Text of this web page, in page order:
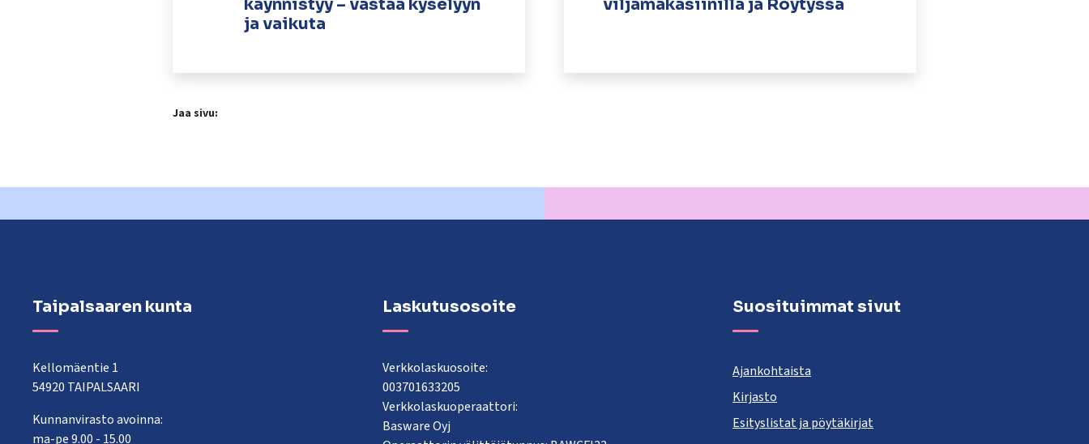
käynnistyy – vastaa kyselyyn
ja vaikuta
viljamakasiinilla ja Röytyssä
Jaa sivu:
Taipalsaaren kunta
Kellomäentie 1
54920 TAIPALSAARI
Kunnanvirasto avoinna:
ma-pe 9.00 - 15.00
Laskutusosoite
Verkkolaskuosoite:
003701633205
Verkkolaskuoperaattori:
Basware Oyj
Suosituimmat sivut
Ajankohtaista
Kirjasto
Esityslistat ja pöytäkirjat